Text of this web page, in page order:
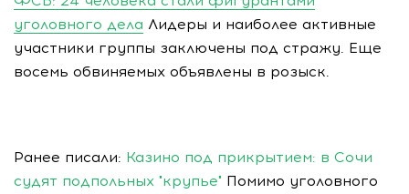
уголовного дела Лидеры и наиболее активные
участники группы заключены под стражу. Еще
восемь обвиняемых объявлены в розыск.
Ранее писали: Казино под прикрытием: в Сочи
судят подпольных "крупье" Помимо уголовного